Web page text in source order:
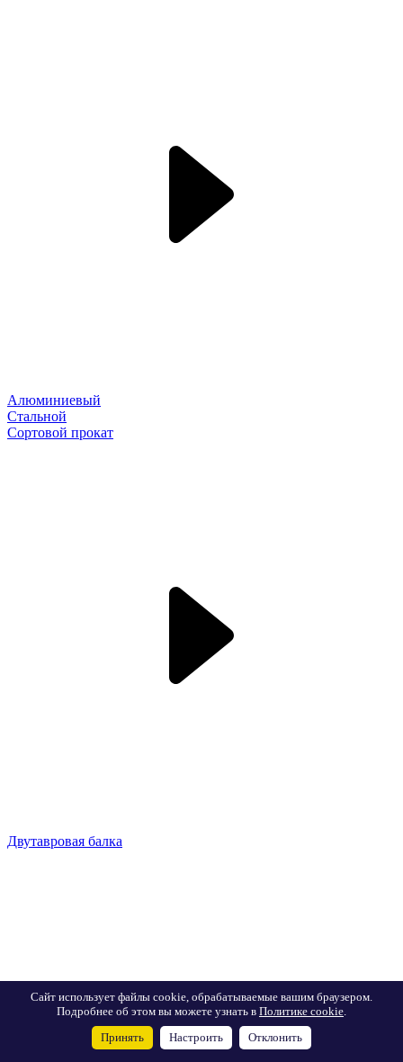
Алюминиевый
Стальной
Сортовой прокат
Двутавровая балка
Сайт использует файлы cookie, обрабатываемые вашим браузером.
Подробнее об этом вы можете узнать в Политике cookie.
Принять Настроить Отклонить